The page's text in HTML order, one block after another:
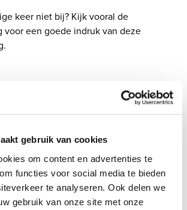
gebruik van cookies
om content en advertenties te
functies voor social media te bieden
te analyseren. Ook delen we
gebruik van onze site met onze
keer niet bij? Kijk vooral de
voor een goede indruk van deze